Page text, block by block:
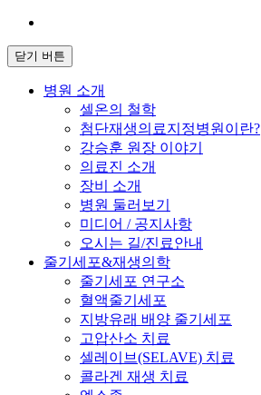
닫기 버튼
병원 소개
셀온의 철학
첨단재생의료지정병원이란?
강승훈 원장 이야기
의료진 소개
장비 소개
병원 둘러보기
미디어 / 공지사항
오시는 길/진료안내
줄기세포&재생의학
줄기세포 연구소
혈액줄기세포
지방유래 배양 줄기세포
고압산소 치료
셀레이브(SELAVE) 치료
콜라겐 재생 치료